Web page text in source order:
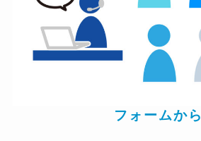
フォームから